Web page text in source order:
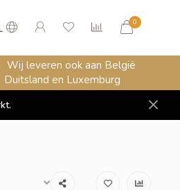
0
Wij leveren ook aan België
Duitsland en Luxemburg